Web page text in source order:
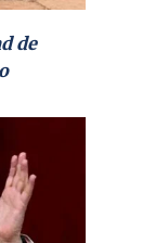
de